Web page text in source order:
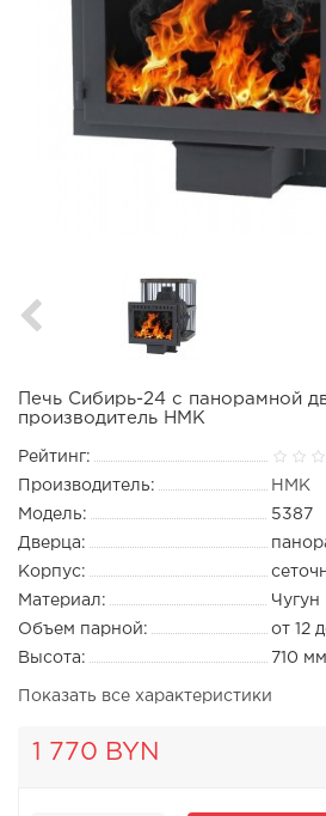
Печь Сибирь-24 с панорамной
производитель НМК
Рейтинг:
Производитель:
НМК
Модель:
5387
Дверца:
Корпус:
Материал:
Чугун
Объем парной:
от 12
Высота:
710 мм
Показать все характеристики
1 770 BYN